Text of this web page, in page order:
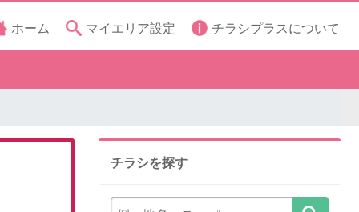
ホーム マイエリア設定 チラシプラスについて
チラシを探す